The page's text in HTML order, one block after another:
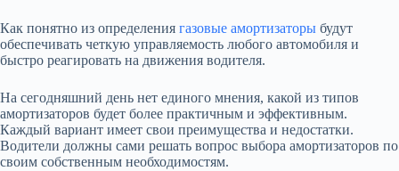
Как понятно из определения газовые амортизаторы будут
обеспечивать четкую управляемость любого автомобиля и
быстро реагировать на движения водителя.
На сегодняшний день нет единого мнения, какой из типов
амортизаторов будет более практичным и эффективным.
Каждый вариант имеет свои преимущества и недостатки.
Водители должны сами решать вопрос выбора амортизаторов по
своим собственным необходимостям.